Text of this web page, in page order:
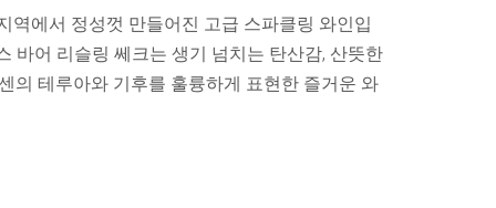
에서 정성껏 만들어진 고급 스파클링 와인입
바어 리슬링 쎄크는 생기 넘치는 탄산감, 산뜻한
의 테루아와 기후를 훌륭하게 표현한 즐거운 와